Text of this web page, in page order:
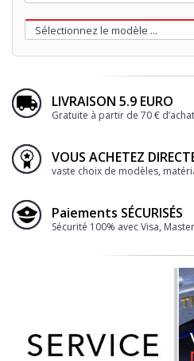
LIVRAISON 5.9 EURO
Gratuite à partir de 70 € d’achat
VOUS ACHETEZ
vaste choix de modèles,
Paiements SÉCURISÉS
Sécurité 100% avec Visa,